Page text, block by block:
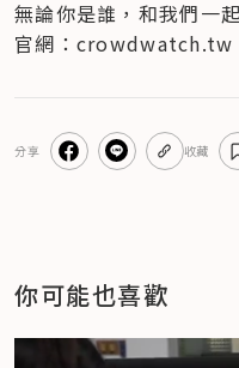
無論你是誰，和我們一
官網：crowdwatch.tw
分享 收藏
你可能也喜歡